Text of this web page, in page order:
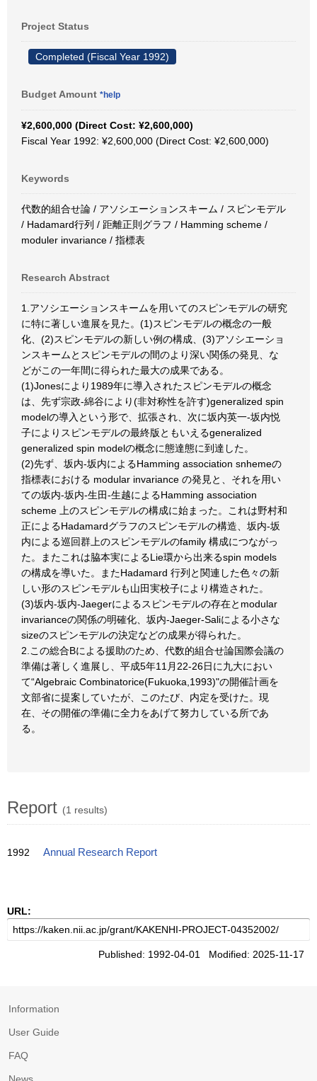
Project Status
Completed (Fiscal Year 1992)
Budget Amount *help
¥2,600,000 (Direct Cost: ¥2,600,000)
Fiscal Year 1992: ¥2,600,000 (Direct Cost: ¥2,600,000)
Keywords
代数的組合せ論 / アソシエーションスキーム / スピンモデル
/ Hadamard行列 / 距離正則グラフ / Hamming scheme /
moduler invariance / 指標表
Research Abstract
1.アソシエーションスキームを用いてのスピンモデルの研究
に特に著しい進展を見た。(1)スピンモデルの概念の一般
化、(2)スピンモデルの新しい例の構成、(3)アソシエーショ
ンスキームとスピンモデルの間のより深い関係の発見、な
どがこの一年間に得られた最大の成果である。
(1)Jonesにより1989年に導入されたスピンモデルの概念
は、先ず宗政-綿谷により(非対称性を許す)generalized spin
modelの導入という形で、拡張され、次に坂内英一-坂内悦
子によりスピンモデルの最終版ともいえるgeneralized
generalized spin modelの概念に態達態に到達した。
(2)先ず、坂内-坂内によるHamming association snhemeの
指標表における modular invariance の発見と、それを用い
ての坂内-坂内-生田-生越によるHamming association
scheme 上のスピンモデルの構成に始まった。これは野村和
正によるHadamardグラフのスピンモデルの構造、坂内-坂
内による巡回群上のスピンモデルのfamily 構成につながっ
た。またこれは脇本実によるLie環から出来るspin models
の構成を導いた。またHadamard 行列と関連した色々の新
しい形のスピンモデルも山田実校子により構造された。
(3)坂内-坂内-Jaegerによるスピンモデルの存在とmodular
invarianceの関係の明確化、坂内-Jaeger-Saliによる小さな
sizeのスピンモデルの決定などの成果が得られた。
2.この総合Bによる援助のため、代数的組合せ論国際会議の
準備は著しく進展し、平成5年11月22-26日に九大におい
て“Algebraic Combinatorice(Fukuoka,1993)"の開催計画を
文部省に提案していたが、このたび、内定を受けた。現
在、その開催の準備に全力をあげて努力している所であ
る。
Report (1 results)
1992 Annual Research Report
URL:
Published: 1992-04-01 Modified: 2025-11-17
Information
User Guide
FAQ